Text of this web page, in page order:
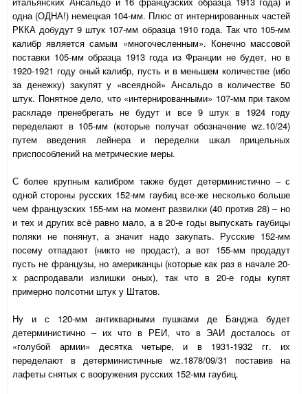
одна (ОДНА!) немецкая 104-мм. Плюс от интернированных частей
РККА добудут 9 штук 107-мм образца 1910 года. Так что 105-мм
калибр является самым «многочесленным». Конечно массовой
поставки 105-мм образца 1913 года из Франции не будет, но в
1920-1921 году оный калибр, пусть и в меньшем количестве (ибо
за денежку) закупят у «всеядной» Ансальдо в количестве 50
штук. Понятное дело, что «интернированными» 107-мм при таком
раскладе пренебрегать не будут и все 9 штук в 1924 году
переделают в 105-мм (которые получат обозначение wz.10/24)
путем введения лейнера и переделки шкал прицельных
приспособлений на метрические меры.
С более крупным калибром также будет детерминистично – с
одной стороны русских 152-мм гаубиц все-же несколько больше
чем французских 155-мм на момент развилки (40 против 28) – но
и тех и других всё равно мало, а в 20-е годы выпускать гаубицы
поляки не понянут, а значит надо закупать. Русские 152-мм
посему отпадают (никто не продаст), а вот 155-мм продадут
пусть не французы, но американцы (которые как раз в начале 20-
х распродавали излишки оных), так что в 20-е годы купят
примерно полсотни штук у Штатов.
Ну и с 120-мм антикварными пушками де Банджа будет
детерминистично – их что в РЕИ, что в ЭАИ досталось от
«голубой армии» десятка четыре, и в 1931-1932 гг. их
переделают в детерминистичные wz.1878/09/31 поставив на
лафеты снятых с вооружения русских 152-мм гаубиц.